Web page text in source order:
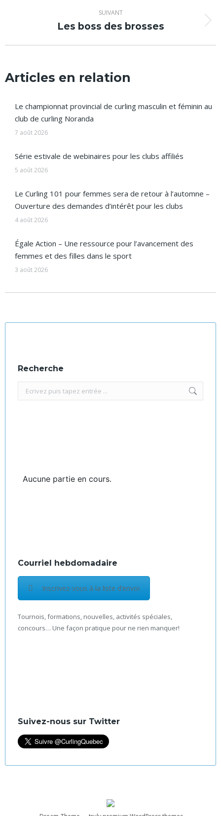
SUIVANT
Article
Les boss des brosses
Articles en relation
Le championnat provincial de curling masculin et féminin au
club de curling Noranda
7 août 2026
Série estivale de webinaires pour les clubs affiliés
5 août 2026
Le Curling 101 pour femmes sera de retour à l’automne –
Ouverture des demandes d’intérêt pour les clubs
4 août 2026
Égale Action – Une ressource pour l’avancement des
femmes et des filles dans le sport
3 août 2026
Recherche
Recherche
:
Aucune partie en cours.
Courriel hebdomadaire
Inscrivez-vous à la liste d’envoi
Tournois, formations, nouvelles, activités spéciales,
concours… Une façon pratique pour ne rien manquer!
Suivez-nous sur Twitter